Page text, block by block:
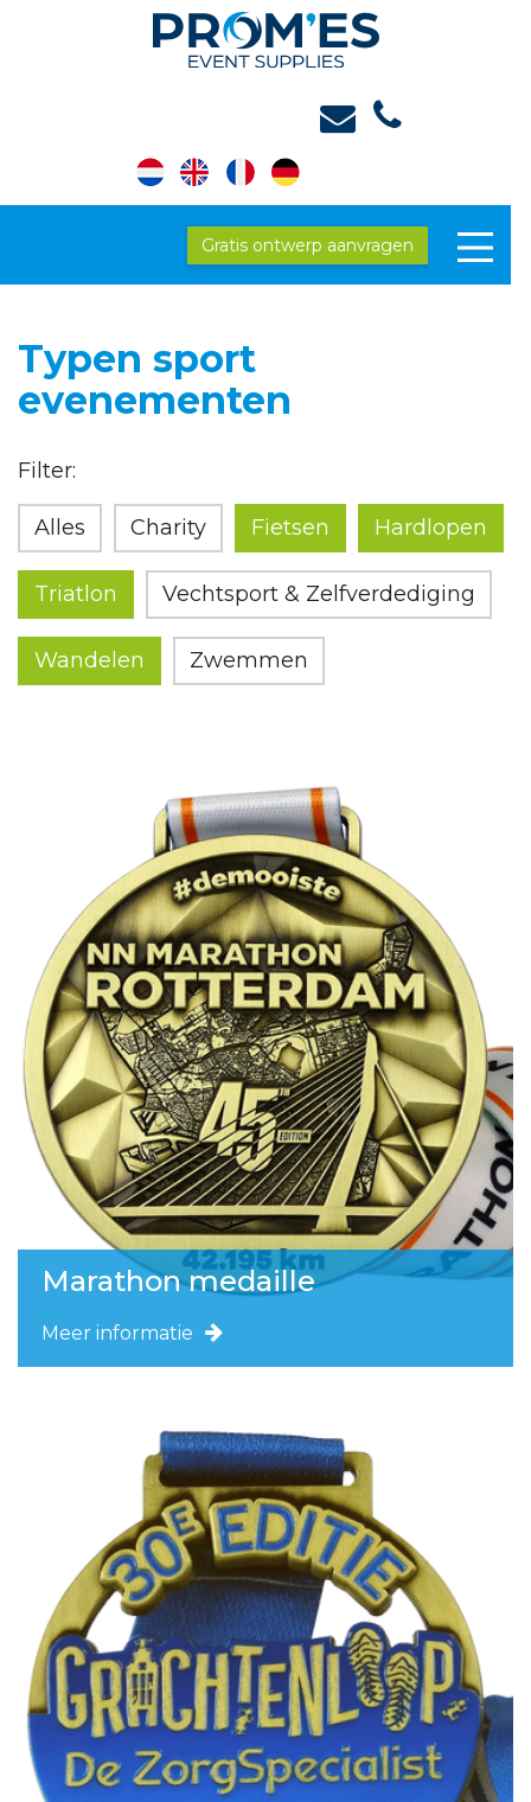
Gratis ontwerp aanvragen
Typen sport
evenementen
Filter:
Alles Charity Fietsen Hardlopen
Triatlon Vechtsport & Zelfverdediging
Wandelen Zwemmen
Marathon medaille
Meer informatie